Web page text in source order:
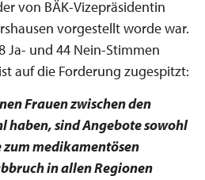
von BÄK-Vizepräsidentin
vorgestellt worde war.
Ja- und 44 Nein-Stimmen
auf die Forderung zugespitzt:
Frauen zwischen den
haben, sind Angebote sowohl
medikamentösen
in allen Regionen